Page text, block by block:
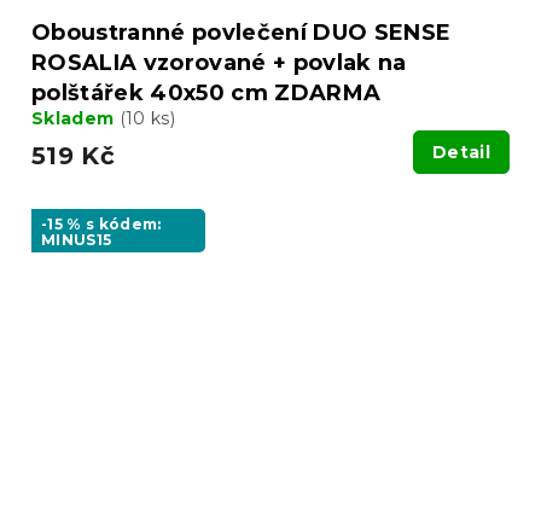
Oboustranné povlečení DUO SENSE
ROSALIA vzorované + povlak na
polštářek 40x50 cm ZDARMA
Skladem (10 ks)
519 Kč Detail
-15 % s kódem:
MINUS15